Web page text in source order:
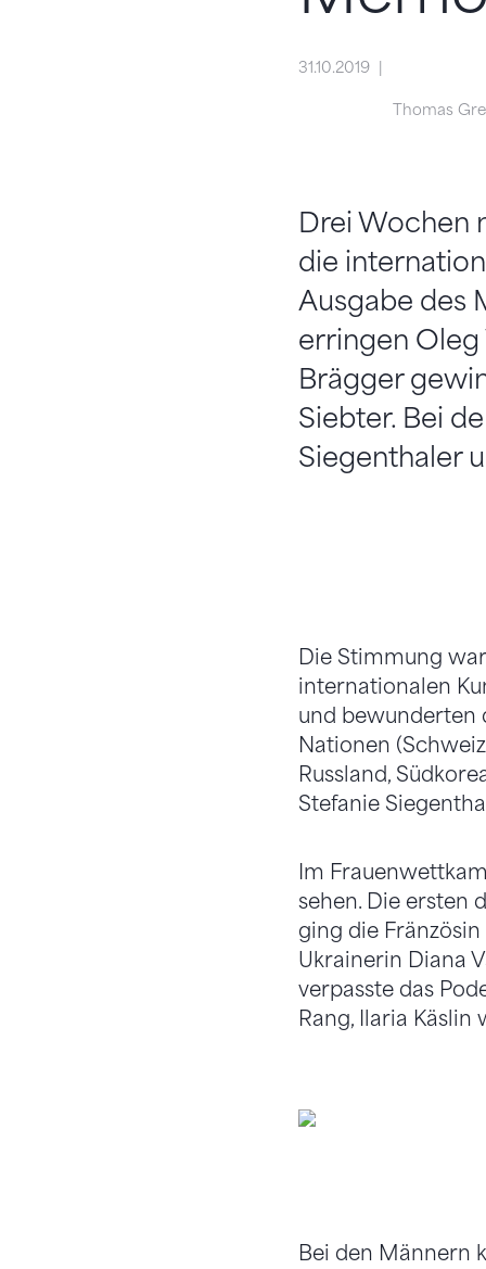
31.10.2019
Thomas
Drei Wochen
die
Ausgabe des
erringen Oleg
Brägger
Siebter. Bei
Siegenthaler
Die Stimmung
internationalen
und bewunderten
Nationen
Russland,
Stefanie
Im
sehen. Die ersten
ging die
Ukrainerin Diana
verpasste das
Rang, Ilaria Käslin
Bei den Männern